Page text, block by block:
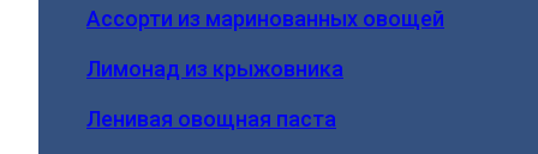
Ассорти из маринованных овощей
Лимонад из крыжовника
Ленивая овощная паста